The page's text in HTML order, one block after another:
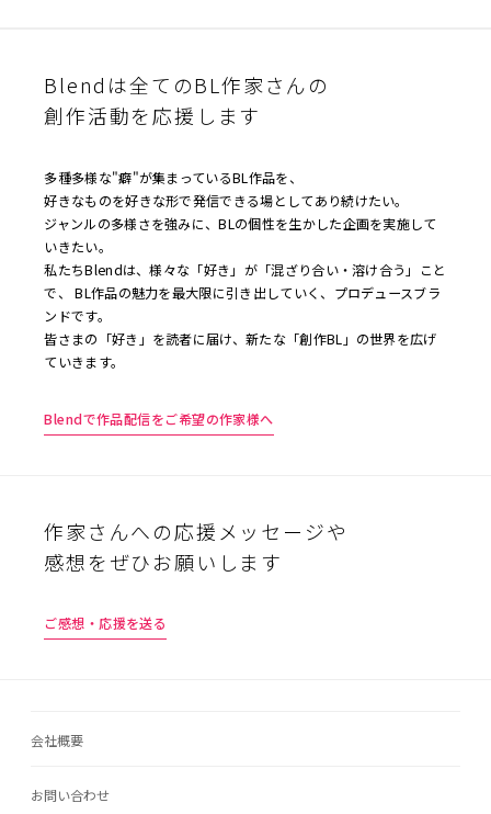
Blendは全てのBL作家さんの
創作活動を応援します
多種多様な"癖"が集まっているBL作品を、
好きなものを好きな形で発信できる場としてあり続けたい。
ジャンルの多様さを強みに、BLの個性を生かした企画を実施して
いきたい。
私たちBlendは、様々な「好き」が「混ざり合い・溶け合う」こと
で、 BL作品の魅力を最大限に引き出していく、プロデュースブラ
ンドです。
皆さまの「好き」を読者に届け、新たな「創作BL」の世界を広げ
ていきます。
Blendで作品配信をご希望の作家様へ
作家さんへの応援メッセージや
感想をぜひお願いします
ご感想・応援を送る
会社概要
お問い合わせ